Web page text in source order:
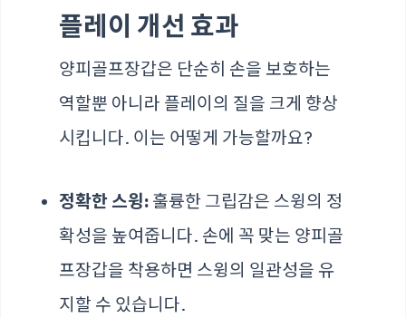
플레이 개선 효과
양피골프장갑은 단순히 손을 보호하는
역할뿐 아니라 플레이의 질을 크게 향상
시킵니다. 이는 어떻게 가능할까요?
정확한 스윙: 훌륭한 그립감은 스윙의 정
확성을 높여줍니다. 손에 꼭 맞는 양피골
프장갑을 착용하면 스윙의 일관성을 유
지할 수 있습니다.